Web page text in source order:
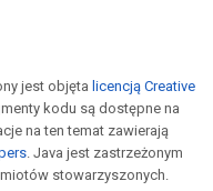
jest objęta licencją Creative
kodu są dostępne na
na ten temat zawierają
. Java jest zastrzeżonym
stowarzyszonych.